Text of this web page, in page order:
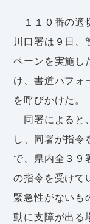
１１０番の適
川口署は９日、
ペーンを実施し
け、書道パフォ
を呼びかけた。
同署によると
し、同署が指
で、県内全３９
の指令を受けて
緊急性がないも
動に支障が出る